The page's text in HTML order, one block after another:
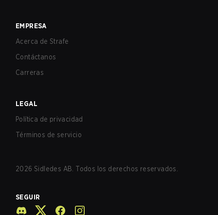
EMPRESA
Acerca de Strafe
Contáctanos
Carreras
LEGAL
Política de privacidad
Términos de servicio
2026 Sidledes AB. Todos los derechos reservados.
SEGUIR